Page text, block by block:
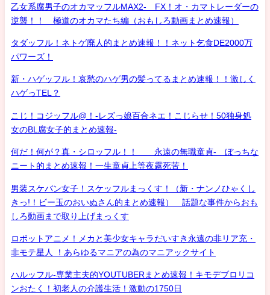
乙女系腐男子のオカマッフルMAX2- FX！オ・カマトレーダーの
逆襲！！ 極道のオカマたち編（おもしろ動画まとめ速報）
タダッフル！ネトゲ廃人的まとめ速報！！ネット乞食DE2000万
パワーズ！
新・ハゲッフル！哀愁のハゲ男の髪ってるまとめ速報！！激しく
ハゲっTEL？
こじ！コジッフル@！-レズっ娘百合ネエ！こじらせ！50独身処
女のBL腐女子的まとめ速報-
何だ！何が？真・シロッフル！！ 永遠の無職童貞- ぼっちな
ニート的まとめ速報！一生童貞上等夜露死苦！
男装スケバン女子！スケッフルまっくす！（新・ナンノひゃくし
きっ!！ビー玉のおいぬさん的まとめ速報） 話題な事件からおも
しろ動画まで取り上げまっくす
ロボットアニメ！メカと美少女キャラだいすき永遠の非リア充・
非モテ星人 ！あらゆるマニアの為のマニアックサイト
ハルッフル-専業主夫的YOUTUBERまとめ速報！キモデブロリコ
ンおたく！初老人の介護生活！激動の1750日